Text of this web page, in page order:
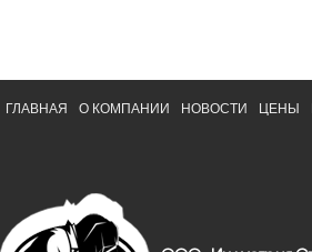
ГЛАВНАЯ О КОМПАНИИ НОВОСТИ ЦЕНЫ